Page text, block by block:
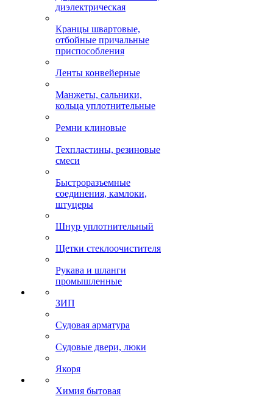
диэлектрическая
Кранцы швартовые,
отбойные причальные
приспособления
Ленты конвейерные
Манжеты, сальники,
кольца уплотнительные
Ремни клиновые
Техпластины, резиновые
смеси
Быстроразъемные
соединения, камлоки,
штуцеры
Шнур уплотнительный
Щетки стеклоочистителя
Рукава и шланги
промышленные
ЗИП
Судовая арматура
Судовые двери, люки
Якоря
Химия бытовая